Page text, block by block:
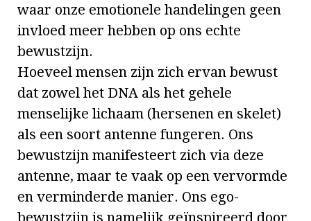
waar onze emotionele handelingen geen
invloed meer hebben op ons echte
bewustzijn.
Hoeveel mensen zijn zich ervan bewust
dat zowel het DNA als het gehele
menselijke lichaam (hersenen en skelet)
als een soort antenne fungeren. Ons
bewustzijn manifesteert zich via deze
antenne, maar te vaak op een vervormde
en verminderde manier. Ons ego-
bewustzijn is namelijk geïnspireerd door